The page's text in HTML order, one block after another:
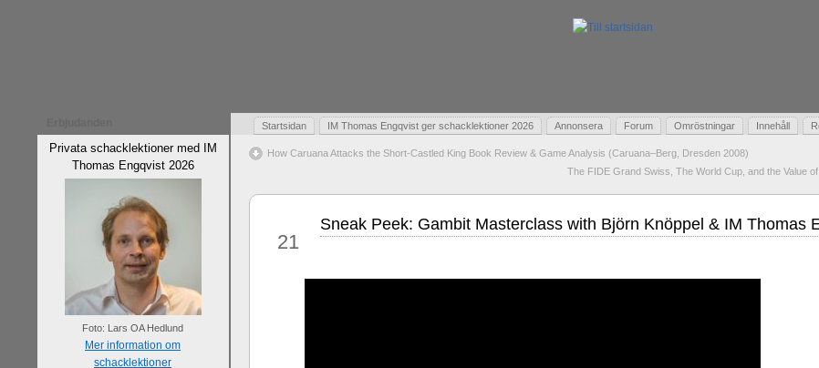
Privata schacklektioner med IM
Thomas Engqvist 2026
Foto: Lars OA Hedlund
Mer information om
schacklektioner
Startsidan IM Thomas Engqvist ger schacklektioner 2026 Annonsera Forum Omröstningar Innehåll
How Caruana Attacks the Short-Castled King Book Review & Game Analysis (Caruana–Berg, Dresden 2008)
The FIDE Grand Swiss, The World Cup, and the Value
21
Sneak Peek: Gambit Masterclass with Björn Knöppel & IM Thomas